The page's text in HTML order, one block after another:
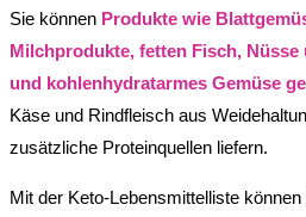
Sie können Produkte wie
Milchprodukte, fetten Fisch, Nüsse
und kohlenhydratarmes Gemüse
Käse und Rindfleisch aus
zusätzliche Proteinquellen liefern.
Mit der Keto-Lebensmittelliste